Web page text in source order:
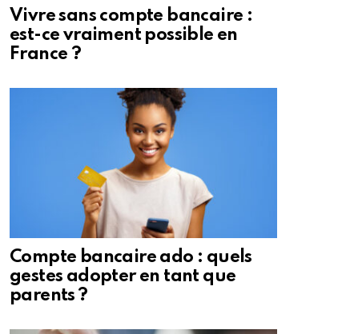
Vivre sans compte bancaire :
est-ce vraiment possible en
France ?
Compte bancaire ado : quels
gestes adopter en tant que
parents ?